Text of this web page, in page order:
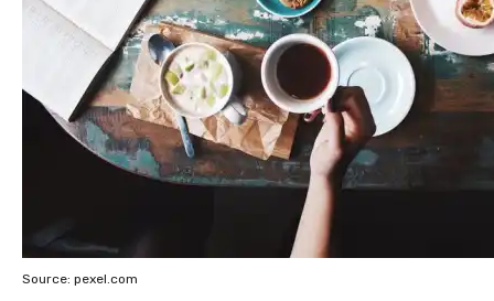
Source: pexel.com